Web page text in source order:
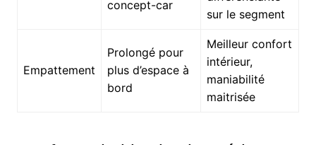
concept-car
sur le segment
Empattement
Prolongé pour
plus d’espace à
bord
Meilleur confort
intérieur,
maniabilité
maitrisée